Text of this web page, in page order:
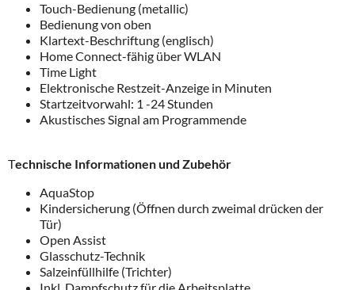
Touch-Bedienung (metallic)
Bedienung von oben
Klartext-Beschriftung (englisch)
Home Connect-fähig über WLAN
Time Light
Elektronische Restzeit-Anzeige in Minuten
Startzeitvorwahl: 1 -24 Stunden
Akustisches Signal am Programmende
Technische Informationen und Zubehör
AquaStop
Kindersicherung (Öffnen durch zweimal drücken der
Tür)
Open Assist
Glasschutz-Technik
Salzeinfüllhilfe (Trichter)